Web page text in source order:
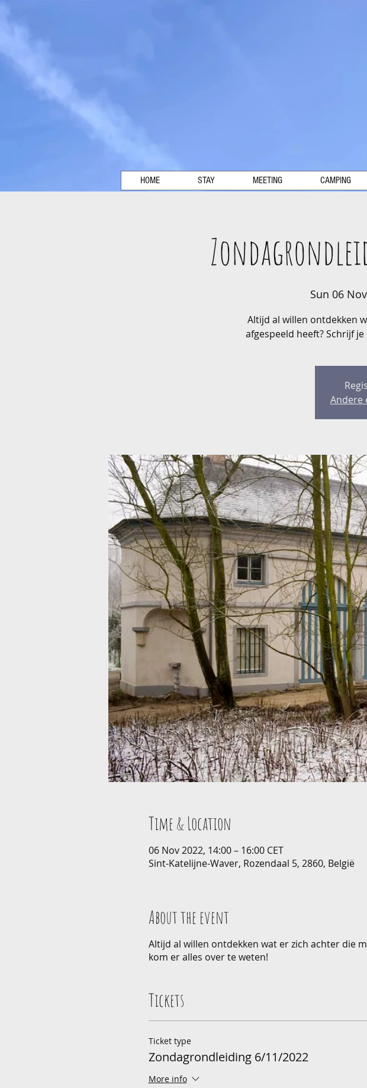
HOME STAY MEETING CAMPING
Sun 06 Nov
Altijd al willen ontdekken
afgespeeld heeft? Schrijf
Andere
Time & Location
06 Nov 2022, 14:00 – 16:00 CET
Sint-Katelijne-Waver, Rozendaal 5, 2860, België
About the event
Altijd al willen ontdekken wat er zich achter die
kom er alles over te weten!
Tickets
Ticket type
Zondagrondleiding 6/11/2022
More info